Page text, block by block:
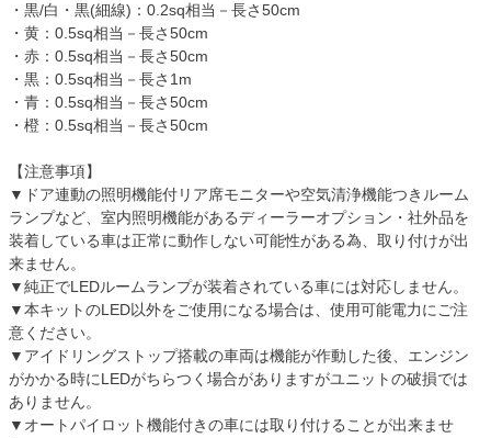
・黒/白・黒(細線)：0.2sq相当－長さ50cm
・黄：0.5sq相当－長さ50cm
・赤：0.5sq相当－長さ50cm
・黒：0.5sq相当－長さ1m
・青：0.5sq相当－長さ50cm
・橙：0.5sq相当－長さ50cm
【注意事項】
▼ドア連動の照明機能付リア席モニターや空気清浄機能つきルーム
ランプなど、室内照明機能があるディーラーオプション・社外品を
装着している車は正常に動作しない可能性がある為、取り付けが出
来ません。
▼純正でLEDルームランプが装着されている車には対応しません。
▼本キットのLED以外をご使用になる場合は、使用可能電力にご注
意ください。
▼アイドリングストップ搭載の車両は機能が作動した後、エンジン
がかかる時にLEDがちらつく場合がありますがユニットの破損では
ありません。
▼オートパイロット機能付きの車には取り付けることが出来ませ